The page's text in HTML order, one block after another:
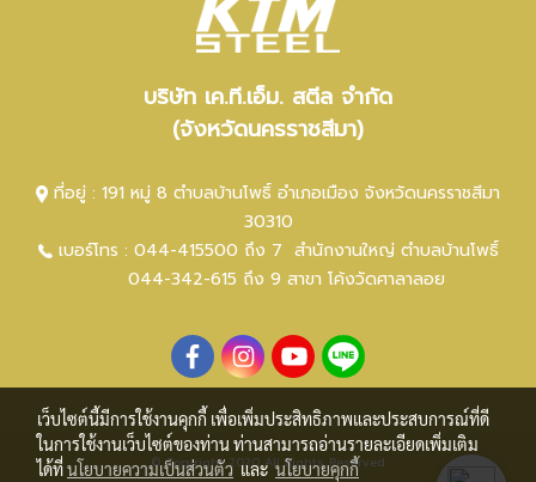
บริษัท เค.ที.เอ็ม. สตีล จำกัด
(จังหวัดนครราชสีมา)
ที่อยู่ : 191 หมู่ 8 ตำบลบ้านโพธิ์ อำเภอเมือง จังหวัดนครราชสีมา
30310
เบอร์โทร : 044-415500 ถึง 7 สำนักงานใหญ่ ตำบลบ้านโพธิ์
044-342-615 ถึง 9 สาขา โค้งวัดศาลาลอย
© Copyright 2020 All Rights Reserved
เว็บไซต์นี้มีการใช้งานคุกกี้ เพื่อเพิ่มประสิทธิภาพและประสบการณ์ที่ดี
ในการใช้งานเว็บไซต์ของท่าน ท่านสามารถอ่านรายละเอียดเพิ่มเติม
ได้ที่นโยบายความเป็นส่วนตัวและนโยบายคุกกี้